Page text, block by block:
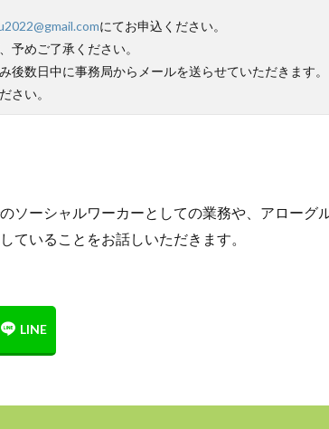
にてお申込ください。
予めご了承ください。
後数日中に事務局からメールを送らせていただきます
さい。
ソーシャルワーカーとしての業務や、アローグ
ていることをお話しいただきます。